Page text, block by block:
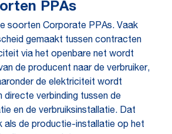
PPAs
soorten Corporate PPAs. Vaak
gemaakt tussen contracten
via het openbare net wordt
de producent naar de verbruiker,
de elektriciteit wordt
directe verbinding tussen de
en de verbruiksinstallatie. Dat
als de productie-installatie op het